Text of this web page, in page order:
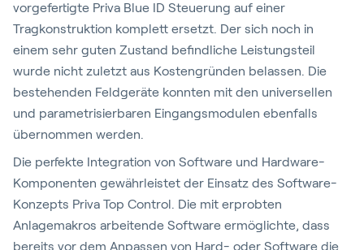
vorgefertigte Priva Blue ID Steuerung auf einer
Tragkonstruktion komplett ersetzt. Der sich noch in
einem sehr guten Zustand befindliche Leistungsteil
wurde nicht zuletzt aus Kostengründen belassen. Die
bestehenden Feldgeräte konnten mit den universellen
und parametrisierbaren Eingangsmodulen ebenfalls
übernommen werden.
Die perfekte Integration von Software und Hardware-
Komponenten gewährleistet der Einsatz des Software-
Konzepts Priva Top Control. Die mit erprobten
Anlagemakros arbeitende Software ermöglichte, dass
bereits vor dem Anpassen von Hard- oder Software die